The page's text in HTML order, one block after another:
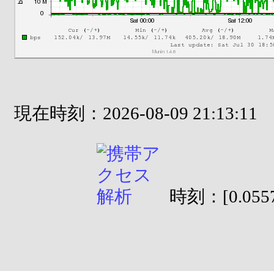
現在時刻：2026-08-09 21:13:11
時刻：